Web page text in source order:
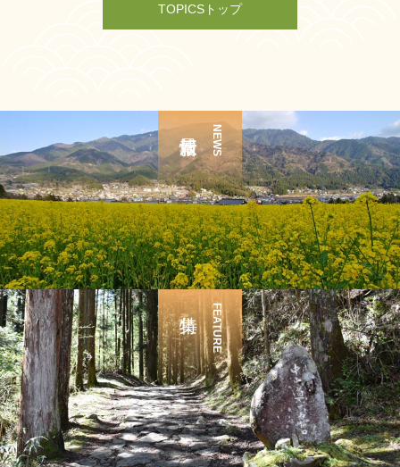
TOPICSトップ
NEWS
FEATURE